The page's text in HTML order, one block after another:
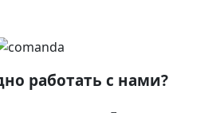
работать с нами?